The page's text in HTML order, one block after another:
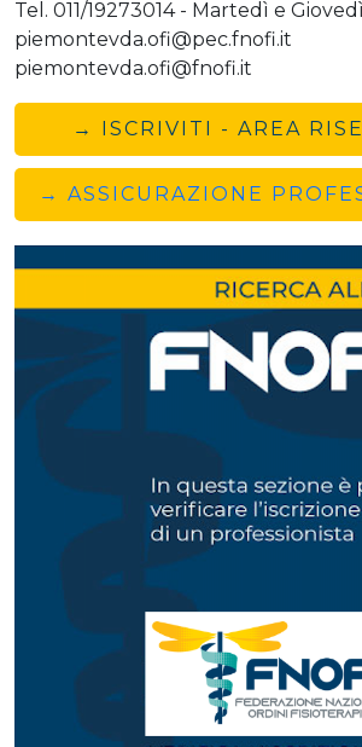
Tel. 011/19273014 - Martedì e
piemontevda.ofi@pec.fnofi.it
piemontevda.ofi@fnofi.it
→ ISCRIVITI - AREA
→ ASSICURAZIONE